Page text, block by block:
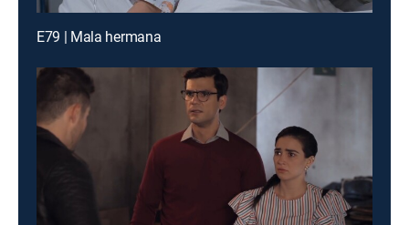
E79 | Mala hermana